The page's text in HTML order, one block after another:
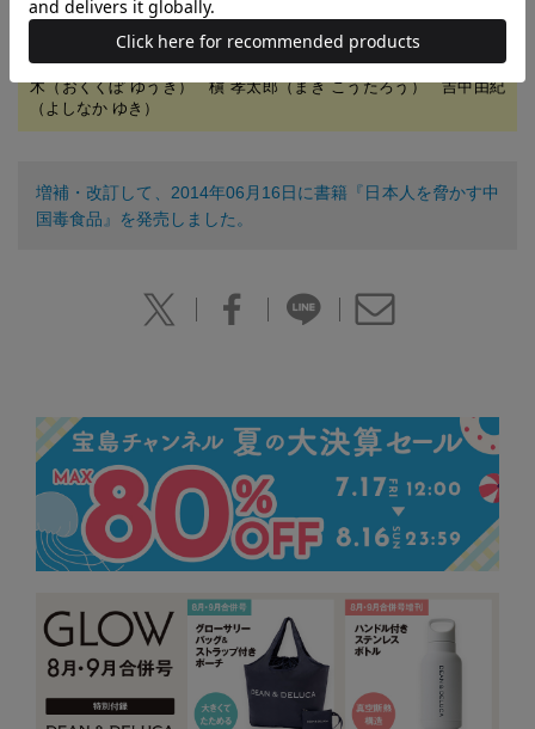
椎名 玲（しいな れい） 飯塚竜二（いいづか りゅうじ） 奥窪優
木（おくくぼ ゆうき） 槇 孝太郎（まき こうたろう） 吉中由紀
（よしなか ゆき）
増補・改訂して、2014年06月16日に書籍『日本人を脅かす中
国毒食品』を発売しました。